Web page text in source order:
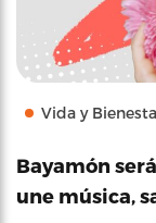
Vida y
Bayamón
une música,